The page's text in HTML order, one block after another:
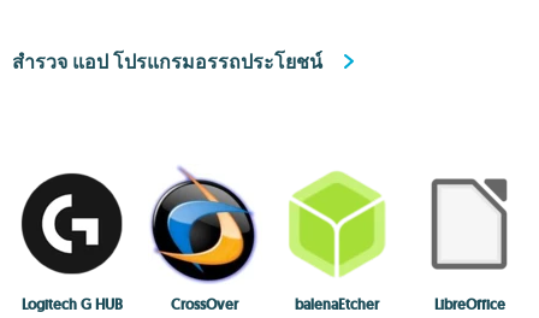
สำรวจ แอป โปรแกรมอรรถประโยชน์
Logitech G HUB CrossOver balenaEtcher LibreOffice